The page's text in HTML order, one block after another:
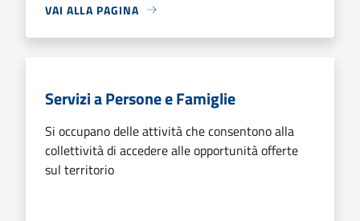
VAI ALLA PAGINA
Servizi a Persone e Famiglie
Si occupano delle attività che consentono alla
collettività di accedere alle opportunità offerte
sul territorio